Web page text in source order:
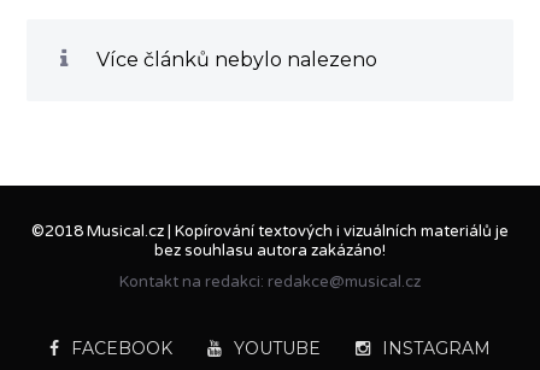
Více článků nebylo nalezeno
©2018 Musical.cz | Kopírování textových i vizuálních materiálů je
bez souhlasu autora zakázáno!
Kontakt na redakci: redakce@musical.cz
FACEBOOK YOUTUBE INSTAGRAM